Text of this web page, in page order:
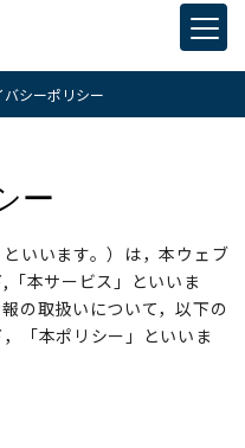
バシーポリシー
ー
いいます。）は，本ウェブ
本サービス」といいま
の取扱いについて，以下の
「本ポリシー」といいま